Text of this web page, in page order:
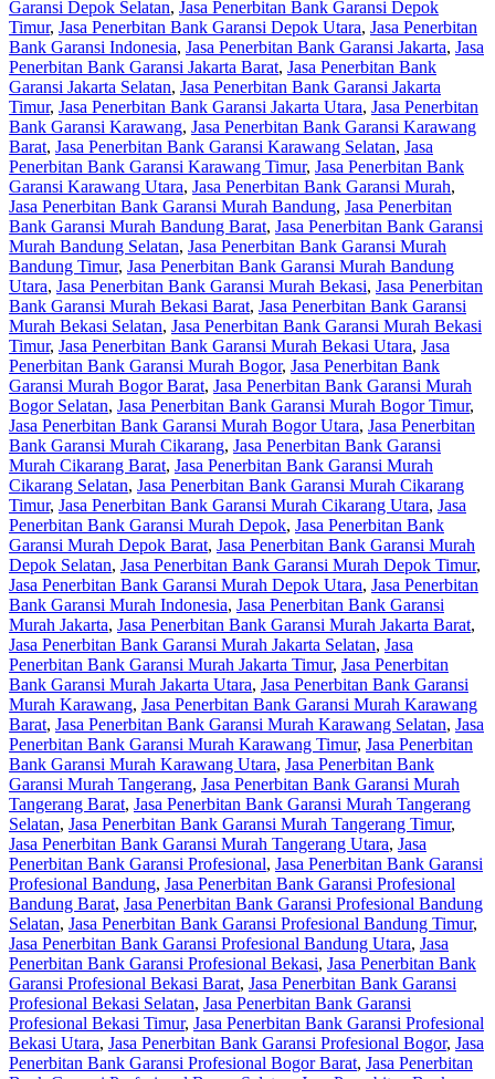
Garansi Depok Selatan, Jasa Penerbitan Bank Garansi Depok
Timur, Jasa Penerbitan Bank Garansi Depok Utara, Jasa Penerbitan
Bank Garansi Indonesia, Jasa Penerbitan Bank Garansi Jakarta, Jasa
Penerbitan Bank Garansi Jakarta Barat, Jasa Penerbitan Bank
Garansi Jakarta Selatan, Jasa Penerbitan Bank Garansi Jakarta
Timur, Jasa Penerbitan Bank Garansi Jakarta Utara, Jasa Penerbitan
Bank Garansi Karawang, Jasa Penerbitan Bank Garansi Karawang
Barat, Jasa Penerbitan Bank Garansi Karawang Selatan, Jasa
Penerbitan Bank Garansi Karawang Timur, Jasa Penerbitan Bank
Garansi Karawang Utara, Jasa Penerbitan Bank Garansi Murah,
Jasa Penerbitan Bank Garansi Murah Bandung, Jasa Penerbitan
Bank Garansi Murah Bandung Barat, Jasa Penerbitan Bank Garansi
Murah Bandung Selatan, Jasa Penerbitan Bank Garansi Murah
Bandung Timur, Jasa Penerbitan Bank Garansi Murah Bandung
Utara, Jasa Penerbitan Bank Garansi Murah Bekasi, Jasa Penerbitan
Bank Garansi Murah Bekasi Barat, Jasa Penerbitan Bank Garansi
Murah Bekasi Selatan, Jasa Penerbitan Bank Garansi Murah Bekasi
Timur, Jasa Penerbitan Bank Garansi Murah Bekasi Utara, Jasa
Penerbitan Bank Garansi Murah Bogor, Jasa Penerbitan Bank
Garansi Murah Bogor Barat, Jasa Penerbitan Bank Garansi Murah
Bogor Selatan, Jasa Penerbitan Bank Garansi Murah Bogor Timur,
Jasa Penerbitan Bank Garansi Murah Bogor Utara, Jasa Penerbitan
Bank Garansi Murah Cikarang, Jasa Penerbitan Bank Garansi
Murah Cikarang Barat, Jasa Penerbitan Bank Garansi Murah
Cikarang Selatan, Jasa Penerbitan Bank Garansi Murah Cikarang
Timur, Jasa Penerbitan Bank Garansi Murah Cikarang Utara, Jasa
Penerbitan Bank Garansi Murah Depok, Jasa Penerbitan Bank
Garansi Murah Depok Barat, Jasa Penerbitan Bank Garansi Murah
Depok Selatan, Jasa Penerbitan Bank Garansi Murah Depok Timur,
Jasa Penerbitan Bank Garansi Murah Depok Utara, Jasa Penerbitan
Bank Garansi Murah Indonesia, Jasa Penerbitan Bank Garansi
Murah Jakarta, Jasa Penerbitan Bank Garansi Murah Jakarta Barat,
Jasa Penerbitan Bank Garansi Murah Jakarta Selatan, Jasa
Penerbitan Bank Garansi Murah Jakarta Timur, Jasa Penerbitan
Bank Garansi Murah Jakarta Utara, Jasa Penerbitan Bank Garansi
Murah Karawang, Jasa Penerbitan Bank Garansi Murah Karawang
Barat, Jasa Penerbitan Bank Garansi Murah Karawang Selatan, Jasa
Penerbitan Bank Garansi Murah Karawang Timur, Jasa Penerbitan
Bank Garansi Murah Karawang Utara, Jasa Penerbitan Bank
Garansi Murah Tangerang, Jasa Penerbitan Bank Garansi Murah
Tangerang Barat, Jasa Penerbitan Bank Garansi Murah Tangerang
Selatan, Jasa Penerbitan Bank Garansi Murah Tangerang Timur,
Jasa Penerbitan Bank Garansi Murah Tangerang Utara, Jasa
Penerbitan Bank Garansi Profesional, Jasa Penerbitan Bank Garansi
Profesional Bandung, Jasa Penerbitan Bank Garansi Profesional
Bandung Barat, Jasa Penerbitan Bank Garansi Profesional Bandung
Selatan, Jasa Penerbitan Bank Garansi Profesional Bandung Timur,
Jasa Penerbitan Bank Garansi Profesional Bandung Utara, Jasa
Penerbitan Bank Garansi Profesional Bekasi, Jasa Penerbitan Bank
Garansi Profesional Bekasi Barat, Jasa Penerbitan Bank Garansi
Profesional Bekasi Selatan, Jasa Penerbitan Bank Garansi
Profesional Bekasi Timur, Jasa Penerbitan Bank Garansi Profesional
Bekasi Utara, Jasa Penerbitan Bank Garansi Profesional Bogor, Jasa
Penerbitan Bank Garansi Profesional Bogor Barat, Jasa Penerbitan